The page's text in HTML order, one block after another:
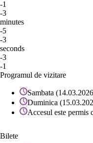
-1
-3
minutes
-5
-3
seconds
-3
-1
Programul de vizitare
Sambata
Duminica
Accesul este permis
Bilete